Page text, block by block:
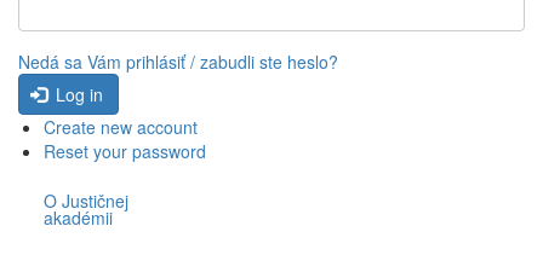
Nedá sa Vám prihlásiť / zabudli ste heslo?
Log in
Create new account
Reset your password
O Justičnej
akadémii